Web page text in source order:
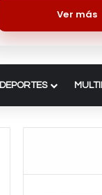
Ver más
DEPORTES